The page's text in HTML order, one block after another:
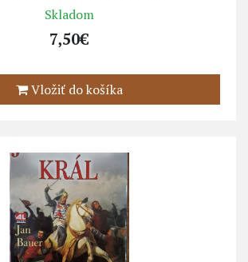
Skladom
7,50€
Vložiť do košíka